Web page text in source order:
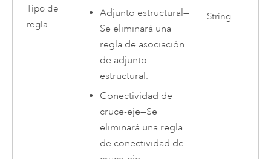
Tipo de
regla
Adjunto estructural—
Se eliminará una
regla de asociación
de adjunto
estructural.
Conectividad de
cruce-eje—Se
eliminará una regla
de conectividad de
String